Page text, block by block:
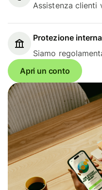
Assistenza clienti
Protezione
Siamo
Apri un conto